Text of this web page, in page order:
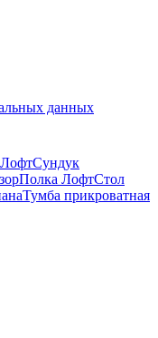
данных
Сундук
Полка ЛофтСтол
Тумба прикроватная